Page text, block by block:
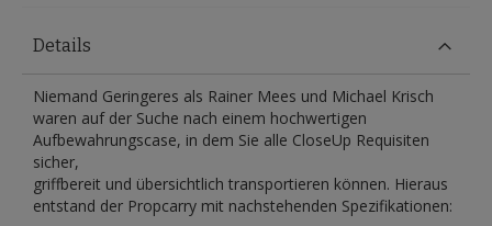
Details
Niemand Geringeres als Rainer Mees und Michael Krisch
waren auf der Suche nach einem hochwertigen
Aufbewahrungscase, in dem Sie alle CloseUp Requisiten
sicher,
griffbereit und übersichtlich transportieren können. Hieraus
entstand der Propcarry mit nachstehenden Spezifikationen: